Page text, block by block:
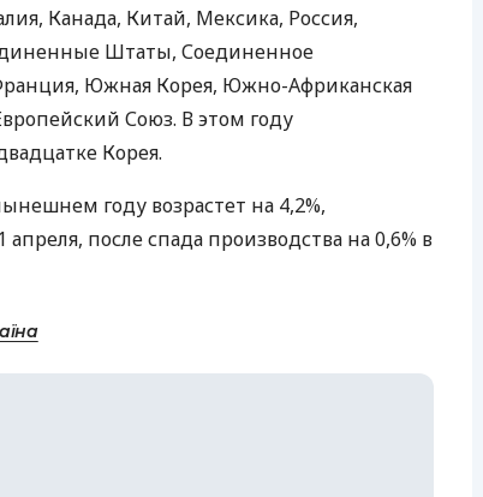
Канада, Китай, Мексика, Россия,
Штаты, Соединенное
Южная Корея, Южно-Африканская
Союз. В этом году
Корея.
году возрастет на 4,2%,
после спада производства на 0,6% в